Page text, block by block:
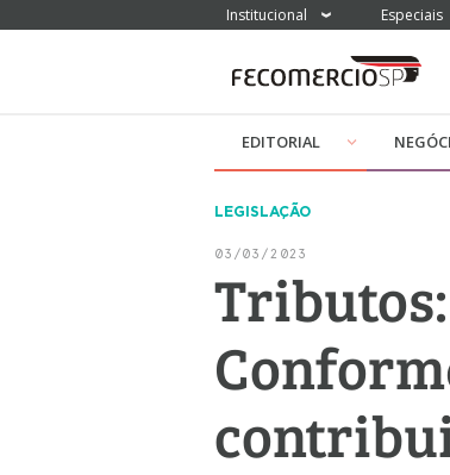
Institucional Especiais
EDITORIAL
LEGISLAÇÃO
03/03/2023